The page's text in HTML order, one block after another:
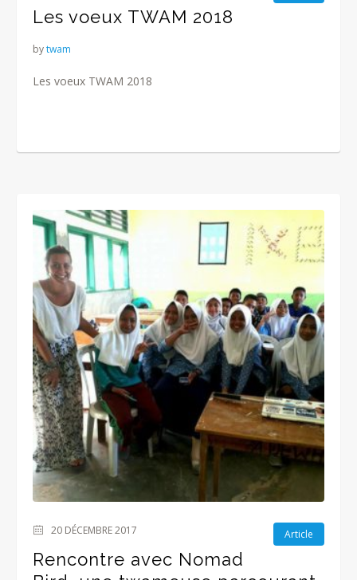
Les voeux TWAM 2018
bytwam
Les voeux TWAM 2018
Article
20 DÉCEMBRE 2017
Rencontre avec Nomad